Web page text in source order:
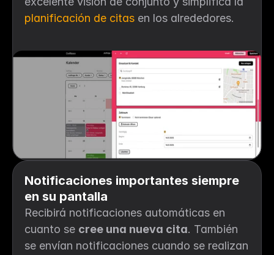
planificación de citas en los alrededores.
Notificaciones importantes siempre
en su pantalla
Recibirá notificaciones automáticas en
cuanto se cree una nueva cita. También
se envían notificaciones cuando se realizan